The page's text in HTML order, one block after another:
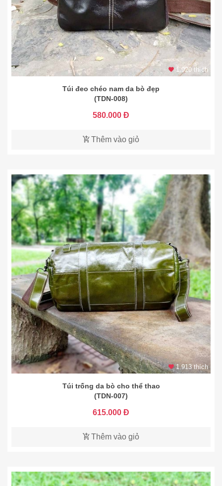
1.920 thích
Túi đeo chéo nam da bò đẹp
(TDN-008)
580.000 Đ
Thêm vào giỏ
1.913 thích
Túi trống da bò cho thể thao
(TDN-007)
615.000 Đ
Thêm vào giỏ